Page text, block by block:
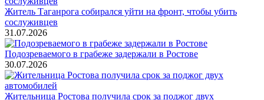
Житель Таганрога собирался уйти на фронт, чтобы убить
сослуживцев
31.07.2026
Подозреваемого в грабеже задержали в Ростове
30.07.2026
Жительница Ростова получила срок за поджог двух